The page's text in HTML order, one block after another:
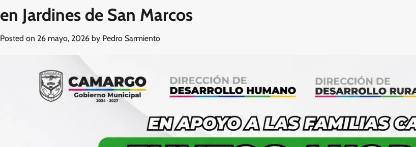
en Jardines de San Marcos
Posted on 26 mayo, 2026 by Pedro Sarmiento